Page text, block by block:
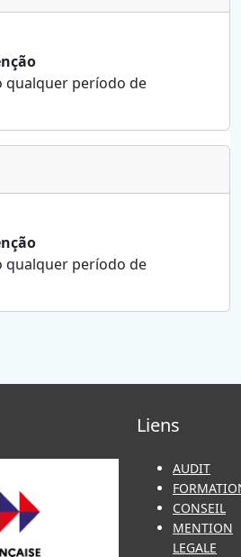
qualquer período de
qualquer período de
Liens
AUDIT
CONSEIL
MENTION
LEGALE